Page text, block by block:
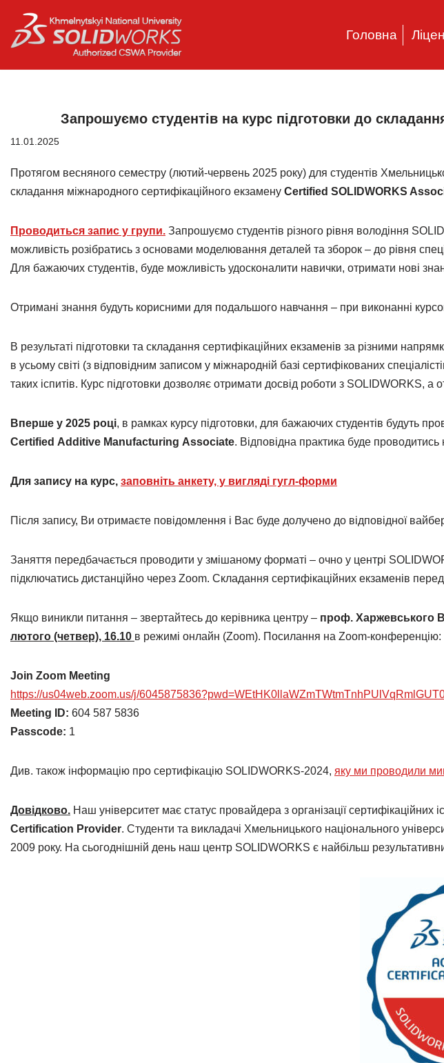
Перейти
Головна
Запрошуємо студентів на курс підготовки до
11.01.2025
Протягом весняного семестру (лютий-червень 2025 року) для студентів
складання міжнародного сертифікаційного екзамену Certified SOLIDWORKS
Проводиться запис у групи. Запрошуємо студентів різного рівня володіння
можливість розібратись з основами моделювання деталей та зборок – до рівня
Для бажаючих студентів, буде можливість удосконалити навички, отримати нові
Отримані знання будуть корисними для подальшого навчання – при виконанні
В результаті підготовки та складання сертифікаційних екзаменів за різними
в усьому світі (з відповідним записом у міжнародній базі сертифікованих
таких іспитів. Курс підготовки дозволяє отримати досвід роботи з SOLIDWORKS,
Вперше у 2025 році, в рамках курсу підготовки, для бажаючих студентів будуть
Certified Additive Manufacturing Associate. Відповідна практика буде
Для запису на курс, заповніть анкету, у вигляді гугл-форми
Після запису, Ви отримаєте повідомлення і Вас буде долучено до відповідної
Заняття передбачається проводити у змішаному форматі – очно у центрі
підключатись дистанційно через Zoom. Складання сертифікаційних екзаменів
Якщо виникли питання – звертайтесь до керівника центру – проф. Харжевського
лютого (четвер), 16.10 в режимі онлайн (Zoom). Посилання на Zoom-конференцію:
Join Zoom Meeting
https://us04web.zoom.us/j/
Meeting ID: 604 587 5836
Passcode: 1
Див. також інформацію про сертифікацію SOLIDWORKS-2024, яку ми проводили
Довідково. Наш університет має статус провайдера з організації
Certification Provider. Студенти та викладачі Хмельницького національного
2009 року. На сьогоднішній день наш центр SOLIDWORKS є найбільш